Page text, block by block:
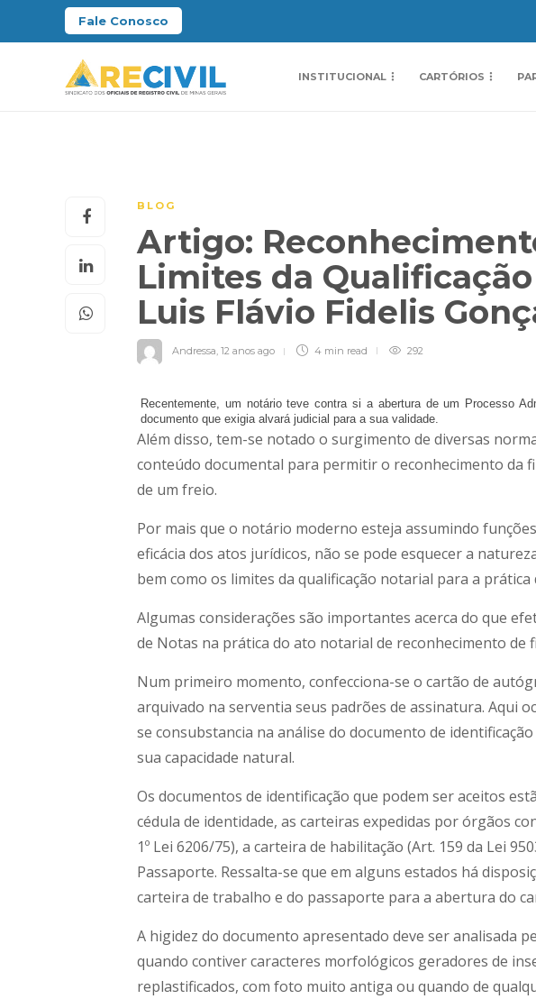
Fale Conosco
INSTITUCIONAL CARTÓRIOS
BLOG
Artigo:
Limites da
Luis Flávio Fidelis
Andressa, 12 anos ago 4 min read 292
Recentemente, um notário teve contra si a abertura de um Processo
documento que exigia alvará judicial para a sua validade.
Além disso, tem-se notado o surgimento de diversas
conteúdo documental para permitir o reconhecimento da
de um freio.
Por mais que o notário moderno esteja assumindo
eficácia dos atos jurídicos, não se pode esquecer a
bem como os limites da qualificação notarial para a prática
Algumas considerações são importantes acerca do que
de Notas na prática do ato notarial de reconhecimento de
Num primeiro momento, confecciona-se o cartão de
arquivado na serventia seus padrões de assinatura. Aqui
se consubstancia na análise do documento de
sua capacidade natural.
Os documentos de identificação que podem ser aceitos
cédula de identidade, as carteiras expedidas por órgãos
1º Lei 6206/75), a carteira de habilitação (Art. 159 da Lei
Passaporte. Ressalta-se que em alguns estados há
carteira de trabalho e do passaporte para a abertura do
A higidez do documento apresentado deve ser analisada
quando contiver caracteres morfológicos geradores de
replastificados, com foto muito antiga ou quando de